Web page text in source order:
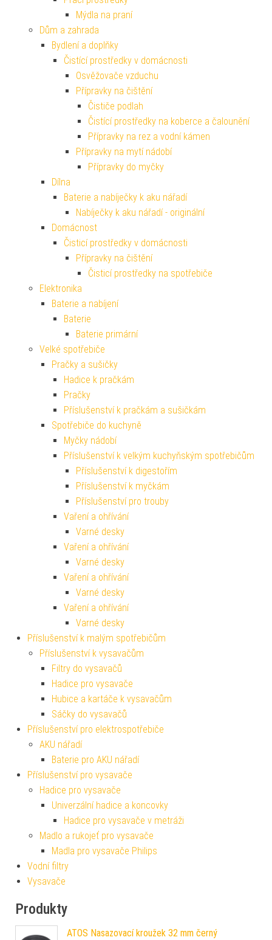
Mýdla na praní
Dům a zahrada
Bydlení a doplňky
Čistící prostředky v domácnosti
Osvěžovače vzduchu
Přípravky na čištění
Čističe podlah
Čistící prostředky na koberce a čalounění
Přípravky na rez a vodní kámen
Přípravky na mytí nádobí
Přípravky do myčky
Dílna
Baterie a nabíječky k aku nářadí
Nabíječky k aku nářadí - originální
Domácnost
Čisticí prostředky v domácnosti
Přípravky na čištění
Čisticí prostředky na spotřebiče
Elektronika
Baterie a nabíjení
Baterie
Baterie primární
Velké spotřebiče
Pračky a sušičky
Hadice k pračkám
Pračky
Příslušenství k pračkám a sušičkám
Spotřebiče do kuchyně
Myčky nádobí
Příslušenství k velkým kuchyňským spotřebičům
Příslušenství k digestořím
Příslušenství k myčkám
Příslušenství pro trouby
Vaření a ohřívání
Varné desky
Vaření a ohřívání
Varné desky
Vaření a ohřívání
Varné desky
Vaření a ohřívání
Varné desky
Příslušenství k malým spotřebičům
Příslušenství k vysavačům
Filtry do vysavačů
Hadice pro vysavače
Hubice a kartáče k vysavačům
Sáčky do vysavačů
Příslušenství pro elektrospotřebiče
AKU nářadí
Baterie pro AKU nářadí
Příslušenství pro vysavače
Hadice pro vysavače
Univerzální hadice a koncovky
Hadice pro vysavače v metráži
Madlo a rukojeť pro vysavače
Madla pro vysavače Philips
Vodní filtry
Vysavače
Produkty
ATOS Nasazovací kroužek 32 mm černý